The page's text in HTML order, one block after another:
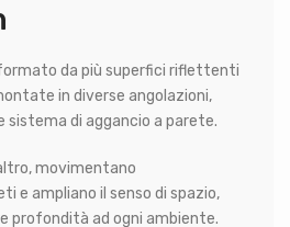
da più superfici riflettenti
in diverse angolazioni,
sistema di aggancio a parete.
movimentano
e ampliano il senso di spazio,
profondità ad ogni ambiente.